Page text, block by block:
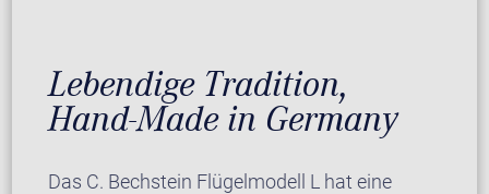
Lebendige Tradition,
Hand-Made in Germany
Das C. Bechstein Flügelmodell L hat eine